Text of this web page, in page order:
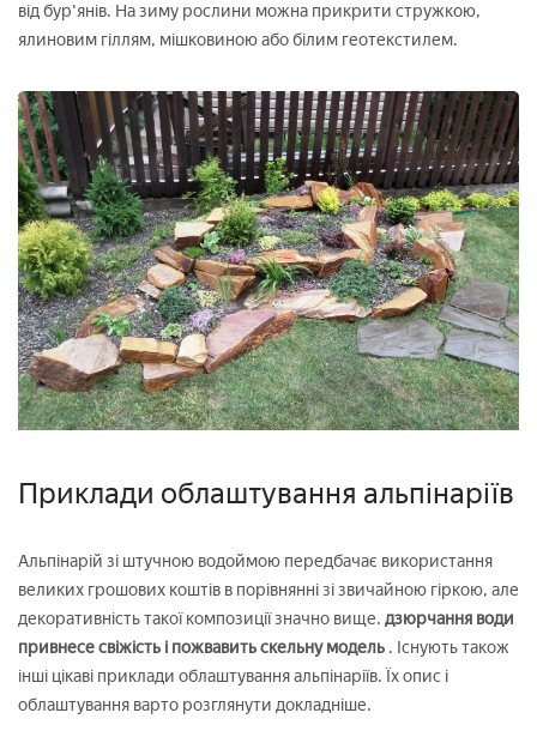
від бур'янів. На зиму рослини можна прикрити стружкою,
ялиновим гіллям, мішковиною або білим геотекстилем.
Приклади облаштування альпінаріїв
Альпінарій зі штучною водоймою передбачає використання
великих грошових коштів в порівнянні зі звичайною гіркою, але
декоративність такої композиції значно вище. дзюрчання води
привнесе свіжість і пожвавить скельну модель . Існують також
інші цікаві приклади облаштування альпінаріїв. Їх опис і
облаштування варто розглянути докладніше.